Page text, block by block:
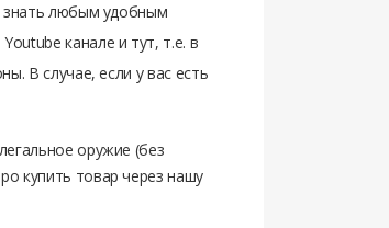
знать любым удобным
канале и тут, т.е. в
В случае, если у вас есть
оружие (без
купить товар через нашу